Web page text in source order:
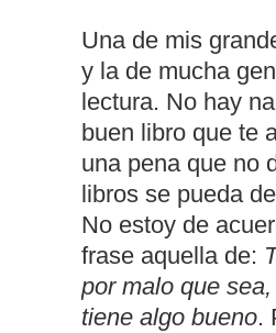
Una de mis
y la de mucha
lectura. No hay
buen libro que te
una pena que no
libros se pueda
No estoy de
frase aquella de:
por malo que
tiene algo bueno.